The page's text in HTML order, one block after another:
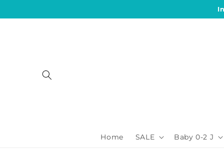
Inhalt
Home SALE Baby 0-2 J